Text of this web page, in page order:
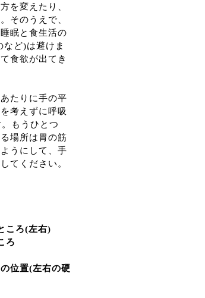
を変えたり、
そのうえで、
眠と食生活の
ど)は避けま
食欲が出てき
たりに手の平
考えずに呼吸
もうひとつ
場所は胃の筋
うにして、手
てください。
ころ(左右)
ろ
位置(左右の硬